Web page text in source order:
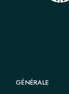
GÉNÉRALE